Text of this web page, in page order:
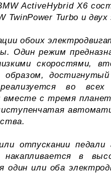
ActiveHybrid X6
TwinPower Turbo и
обоих
Один режим
скоростями,
образом,
во всех
вместе с тремя
отпускании педали
накапливается в
один или оба